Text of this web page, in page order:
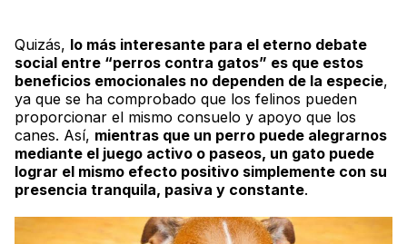
Quizás, lo más interesante para el eterno debate
social entre “perros contra gatos” es que estos
beneficios emocionales no dependen de la especie,
ya que se ha comprobado que los felinos pueden
proporcionar el mismo consuelo y apoyo que los
canes. Así, mientras que un perro puede alegrarnos
mediante el juego activo o paseos, un gato puede
lograr el mismo efecto positivo simplemente con su
presencia tranquila, pasiva y constante.